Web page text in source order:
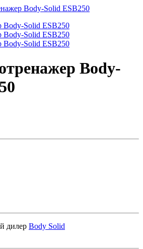
Body-
дилер Body Solid